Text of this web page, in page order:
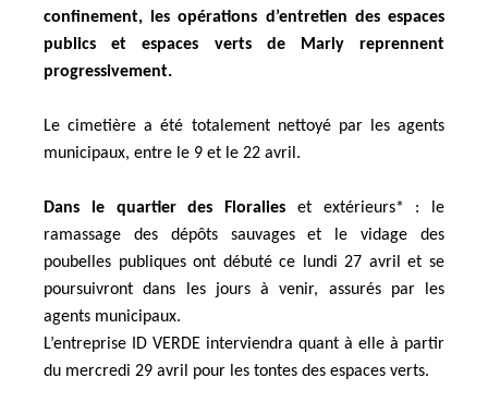
confinement, les opérations d’entretien des espaces
publics et espaces verts de Marly reprennent
progressivement.
Le cimetière a été totalement nettoyé par les agents
municipaux, entre le 9 et le 22 avril.
Dans le quartier des Floralies et extérieurs* : le
ramassage des dépôts sauvages et le vidage des
poubelles publiques ont débuté ce lundi 27 avril et se
poursuivront dans les jours à venir, assurés par les
agents municipaux.
L’entreprise ID VERDE interviendra quant à elle à partir
du mercredi 29 avril pour les tontes des espaces verts.